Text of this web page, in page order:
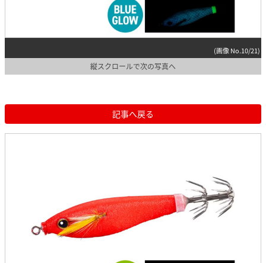
(画像 No.10/21)
縦スクロールで次の写真へ
記事へ戻る